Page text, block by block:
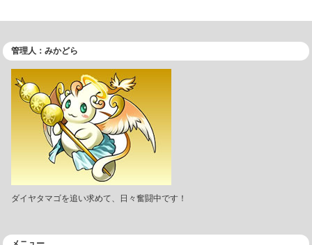
管理人：みかどら
ダイヤタマゴを追い求めて、日々奮闘中です！